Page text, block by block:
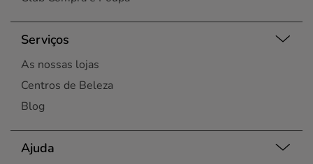
Serviços
As nossas lojas
Centros de Beleza
Blog
Ajuda